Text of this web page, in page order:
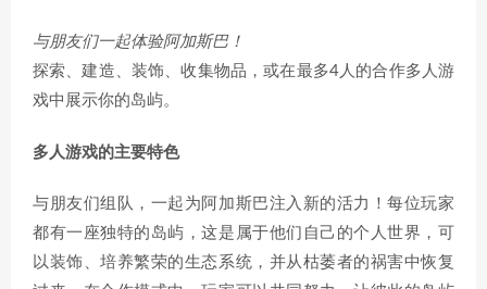
与朋友们一起体验阿加斯巴！
探索、建造、装饰、收集物品，或在最多4人的合作多人游
戏中展示你的岛屿。
多人游戏的主要特色
与朋友们组队，一起为阿加斯巴注入新的活力！每位玩家
都有一座独特的岛屿，这是属于他们自己的个人世界，可
以装饰、培养繁荣的生态系统，并从枯萎者的祸害中恢复